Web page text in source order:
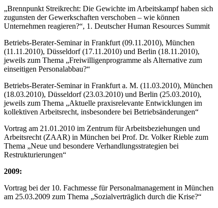
„Brennpunkt Streikrecht: Die Gewichte im Arbeitskampf haben sich
zugunsten der Gewerkschaften verschoben – wie können
Unternehmen reagieren?“, 1. Deutscher Human Resources Summit
Betriebs-Berater-Seminar in Frankfurt (09.11.2010), München
(11.11.2010), Düsseldorf (17.11.2010) und Berlin (18.11.2010),
jeweils zum Thema „Freiwilligenprogramme als Alternative zum
einseitigen Personalabbau?“
Betriebs-Berater-Seminar in Frankfurt a. M. (11.03.2010), München
(18.03.2010), Düsseldorf (23.03.2010) und Berlin (25.03.2010),
jeweils zum Thema „Aktuelle praxisrelevante Entwicklungen im
kollektiven Arbeitsrecht, insbesondere bei Betriebsänderungen“
Vortrag am 21.01.2010 im Zentrum für Arbeitsbeziehungen und
Arbeitsrecht (ZAAR) in München bei Prof. Dr. Volker Rieble zum
Thema „Neue und besondere Verhandlungsstrategien bei
Restrukturierungen“
2009:
Vortrag bei der 10. Fachmesse für Personalmanagement in München
am 25.03.2009 zum Thema „Sozialverträglich durch die Krise?“